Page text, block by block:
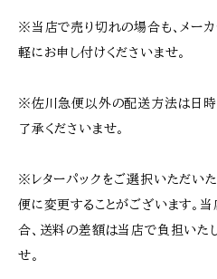
※当店で売り切れの場合も、メー
軽にお申し付けくださいませ。
※佐川急便以外の配送方法は日
了承くださいませ。
※レターパックをご選択いただい
便に変更することがございます。
合、送料の差額は当店で負担いた
せ。